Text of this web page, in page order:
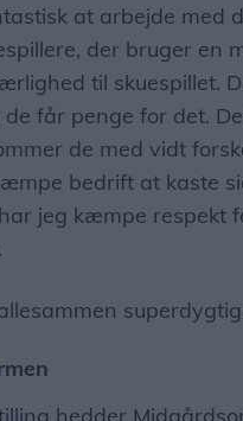
at arbejde med
der bruger en
til skuespillet.
de får penge for det.
de med vidt
bedrift at kaste
jeg kæmpe respekt